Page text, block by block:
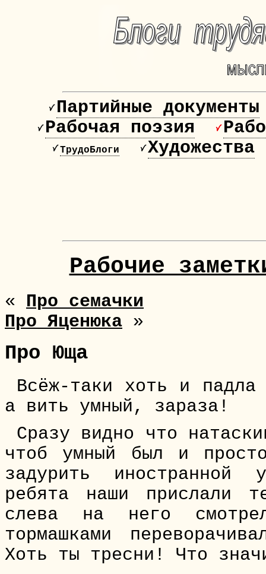
Партийные документы
Рабочая поэзия
ТрудоБлоги Художества
Рабочие
« Про семачки
Про Яценюка »
Про Юща
Всёж-таки хоть и
а вить умный, зараза!
Сразу видно что
чтоб умный был и
задурить
ребята наши прислали
слева на него
тормашками
Хоть ты тресни! Что